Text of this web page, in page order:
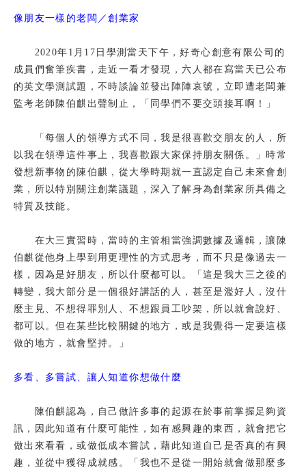
像朋友一樣的老闆／創業家
2020年1月17日學測當天下午，好奇心創意有限公司的
成員們奮筆疾書，走近一看才發現，六人都在寫當天已公布
的英文學測試題，不時談論並發出陣陣哀號，立即遭老闆兼
監考老師陳伯麒出聲制止，「同學們不要交頭接耳啊！」
「每個人的領導方式不同，我是很喜歡交朋友的人，所
以我在領導這件事上，我喜歡跟大家保持朋友關係。」時常
發想新事物的陳伯麒，從大學時期就一直認定自己未來會創
業，所以特別關注創業議題，深入了解身為創業家所具備之
特質及技能。
在大三實習時，當時的主管相當強調數據及邏輯，讓陳
伯麒從他身上學到用更理性的方式思考，而不只是像過去一
樣，因為是好朋友，所以什麼都可以。「這是我大三之後的
轉變，我大部分是一個很好講話的人，甚至是濫好人，沒什
麼主見、不想得罪別人、不想跟員工吵架，所以就會說好、
都可以。但在某些比較關鍵的地方，或是我覺得一定要這樣
做的地方，就會堅持。」
多看、多嘗試、讓人知道你想做什麼
陳伯麒認為，自己做許多事的起源在於事前掌握足夠資
訊，因此知道有什麼可能性，如有感興趣的東西，就會把它
做出來看看，或做低成本嘗試，藉此知道自己是否真的有興
趣，並從中獲得成就感。「我也不是從一開始就會做那麼多